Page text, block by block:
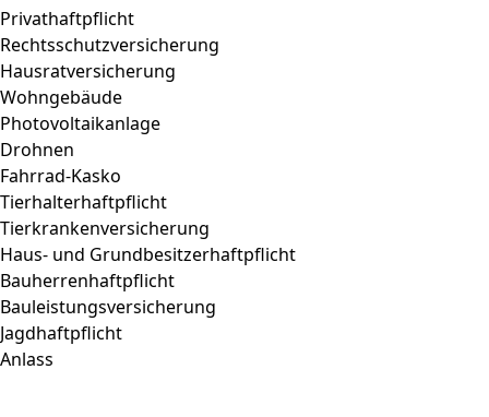
Privathaftpflicht
Rechtsschutzversicherung
Hausratversicherung
Wohngebäude
Photovoltaikanlage
Drohnen
Fahrrad-Kasko
Tierhalterhaftpflicht
Tierkrankenversicherung
Haus- und Grundbesitzerhaftpflicht
Bauherrenhaftpflicht
Bauleistungsversicherung
Jagdhaftpflicht
Anlass